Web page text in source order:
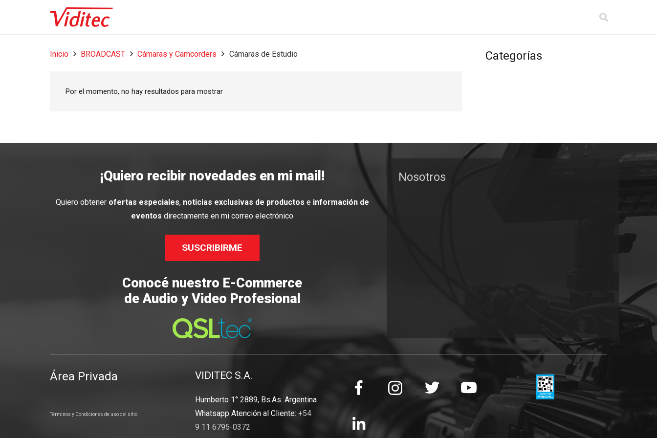
Inicio BROADCAST Cámaras y Camcorders Cámaras de Estudio
Por el momento, no hay resultados para mostrar
Categorías
¡Quiero recibir novedades en mi mail!
Quiero obtener ofertas especiales, noticias exclusivas de productos e información de
eventos directamente en mi correo electrónico
SUSCRIBIRME
Conocé nuestro E-Commerce
de Audio y Video Profesional
Nosotros
Área Privada
Términos y Condiciones de uso del sitio
VIDITEC S.A.
Humberto 1° 2889, Bs.As. Argentina
Whatsapp Atención al Cliente: +54
9 11 6795-0372